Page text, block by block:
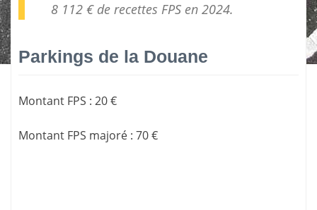
8 112 € de recettes FPSen 2024.
Parkings de la Douane
Montant FPS : 20 €
Montant FPS majoré : 70 €